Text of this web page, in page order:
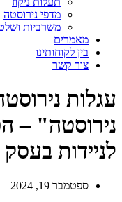
מדפי נירוסטה
משרביות
מאמרים
בין לקוחותינו
צור קשר
עגלות
נירוסטה" –
לניידות בעסק
ספטמבר 19, 2024